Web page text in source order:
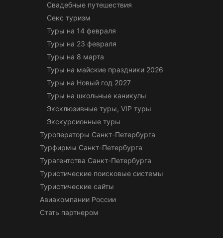
Свадебные путешествия
Секс туризм
Туры на 14 февраля
Туры на 23 февраля
Туры на 8 марта
Туры на майские праздники 2026
Туры на Новый год 2027
Туры на школьные каникулы
Эксклюзивные туры, VIP туры
Экскурсионные туры
Туроператоры Санкт-Петербурга
Турфирмы Санкт-Петербурга
Турагентства Санкт-Петербурга
Туристические поисковые системы
Туристические сайты
Авиакомпании России
Стать партнером